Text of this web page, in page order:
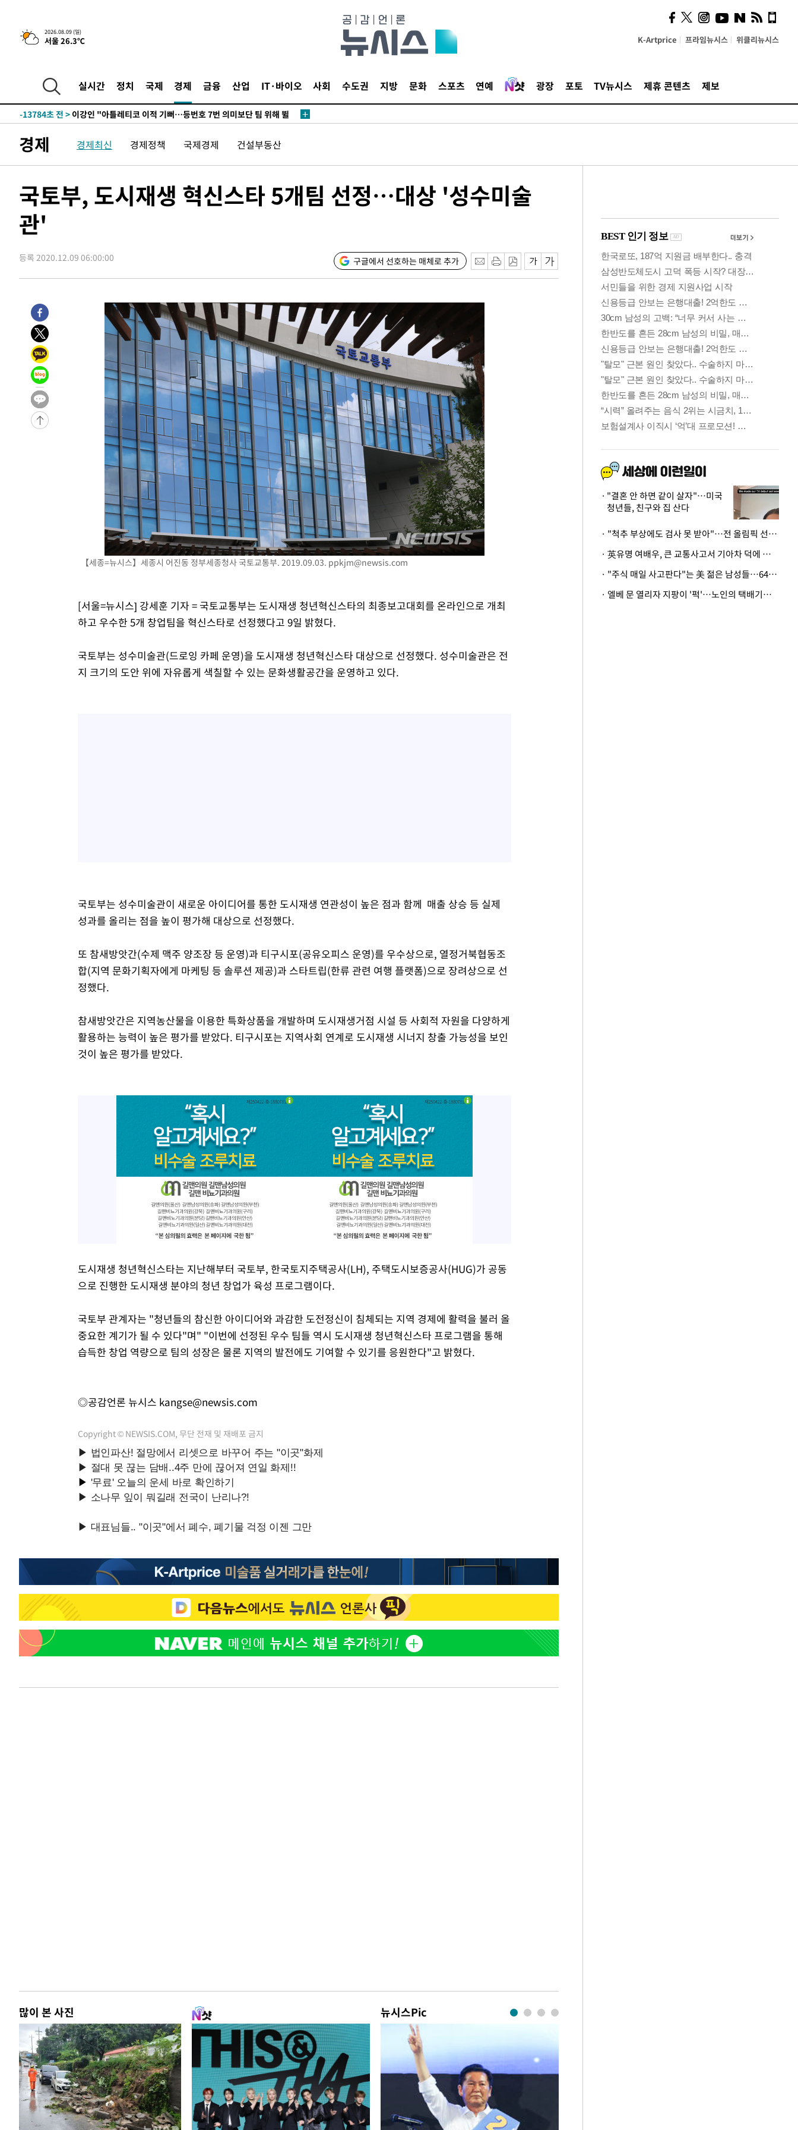
2026.08.09 (일)
서울 26.3℃ K-Artprice 프라임뉴시스 위클리뉴시스
실시간 정치 국제 경제 금융 산업 IT·바이오 사회 수도권 지방 문화 스포츠 연예 광장 포토 TV뉴시스 제휴 콘텐츠 제보
10시간 전 >[속보]뉴욕증시 상승 마감…S&P 0.6% 나스닥 1.3%↑
-23968초 전 >이란 "호르무즈 재개방 합의 근접…美 배상 선행돼야"
한민수·김용 순
-14968초 전 >
[속보]김민석, 與 전대 당원투표 누적 득표율 45.42%로 1위… 정
청래 44.56%
-14250초 전 >
42.08%·宋 10.17%
-13784초 전 > 이강인 "아틀레티코 이적 기뻐…등번호 7번 의미보단 팀 위해 뛸
-7493초 전 >
낮 최고 35도 '무더위'…동해안 시간당 30㎜ '강한 비'[내일날씨]
-6763초 전 >[속보]이강인 "감독님이 원하는 마음 느꼈고, 많은 트로피 원해 아틀
-5514초 전 >온열질환 사망자 3명 늘어…누적 환자 3000명 돌파
9분 전 >
1시간 전 >
2시간 전 >남자 농구, 나고야 아시안게임서 '홈팀' 일본과 한일전
2시간 전 >여수 오동도 해상서 모터보트 전복…1명 사망·1명 실종
날씨]
4시간 전 >
축구협회 "압수수색·성접대 논란 사과…쇄신의 기회로 삼겠다"
5시간 전 >
[속보]'압수수색·성접대 논란' 축구협회 "실망과 걱정 안겨드려 죄송"
8시간 전 >
'최고 37도' 폭염 지속…강원동해안 최대 150㎜ 비
10시간 전 >
[속보]뉴욕증시 상승 마감…S&P 0.6% 나스닥 1.3%↑
-23968초 전 >
이란 "호르무즈 재개방 합의 근접…美 배상 선행돼야"
-15015초 전 >
[속보]與최고위원 제주·인천 순회경선…박선원·최민희·서미화·
한민수·김용 순
-14968초 전 >
[속보]김민석, 與 전대 당원투표 누적 득표율 45.42%로 1위… 정
청래 44.56%
-14250초 전 >
[속보]與 대표 경선 제주·인천 당원투표…金 47.75%·鄭
이강인 "아틀레티코 이적 기뻐…등번호 7번 의미보단 팀 위해 뛸
[속보]與 당대표 경선, 제주·인천 권리당원 투표 김민석 승리
낮 최고 35도 '무더위'…동해안 시간당 30㎜ '강한 비'[내일날씨]
[속보]이강인 "감독님이 원하는 마음 느꼈고, 많은 트로피 원해 아틀
수도권 40도 육박 '펄펄'…동해안 일부 지역엔 호의주의보
온열질환 사망자 3명 늘어…누적 환자 3000명 돌파
강릉에 시간당 81.4㎜ 물폭탄…도로 잠기고 담벼락 붕괴
백운산서 80년근 천종산삼 9뿌리 발견…감정가 1.3억원
여수 오동도 해상서 모터보트 전복…1명 사망·1명 실종
극한폭염 한풀 꺾이지만…'낮 최고 35도' 무더위, 열대야 계속[다음주
[속보]'압수수색·성접대 논란' 축구협회 "실망과 걱정 안겨드려 죄송"
'최고 37도' 폭염 지속…강원동해안 최대 150㎜ 비
경제 경제최신 경제정책 국제경제 건설부동산
국토부, 도시재생 혁신스타 5개팀 선정…대상 '성수미술
관'
등록 2020.12.09 06:00:00 구글에서 선호하는 매체로 추가
【세종=뉴시스】세종시 어진동 정부세종청사 국토교통부. 2019.09.03. ppkjm@newsis.com
[서울=뉴시스] 강세훈 기자 = 국토교통부는 도시재생 청년혁신스타의 최종보고대회를 온라인으로 개최
하고 우수한 5개 창업팀을 혁신스타로 선정했다고 9일 밝혔다.
국토부는 성수미술관(드로잉 카페 운영)을 도시재생 청년혁신스타 대상으로 선정했다. 성수미술관은 전
지 크기의 도안 위에 자유롭게 색칠할 수 있는 문화생활공간을 운영하고 있다.
국토부는 성수미술관이 새로운 아이디어를 통한 도시재생 연관성이 높은 점과 함께 매출 상승 등 실제
성과를 올리는 점을 높이 평가해 대상으로 선정했다.
또 참새방앗간(수제 맥주 양조장 등 운영)과 티구시포(공유오피스 운영)를 우수상으로, 열정거북협동조
합(지역 문화기획자에게 마케팅 등 솔루션 제공)과 스타트립(한류 관련 여행 플랫폼)으로 장려상으로 선
정했다.
참새방앗간은 지역농산물을 이용한 특화상품을 개발하며 도시재생거점 시설 등 사회적 자원을 다양하게
활용하는 능력이 높은 평가를 받았다. 티구시포는 지역사회 연계로 도시재생 시너지 창출 가능성을 보인
것이 높은 평가를 받았다.
도시재생 청년혁신스타는 지난해부터 국토부, 한국토지주택공사(LH), 주택도시보증공사(HUG)가 공동
으로 진행한 도시재생 분야의 청년 창업가 육성 프로그램이다.
국토부 관계자는 "청년들의 참신한 아이디어와 과감한 도전정신이 침체되는 지역 경제에 활력을 불러 올
중요한 계기가 될 수 있다"며" "이번에 선정된 우수 팀들 역시 도시재생 청년혁신스타 프로그램을 통해
습득한 창업 역량으로 팀의 성장은 물론 지역의 발전에도 기여할 수 있기를 응원한다"고 밝혔다.
◎공감언론 뉴시스 kangse@newsis.com
Copyright © NEWSIS.COM, 무단 전재 및 재배포 금지
많이 본 사진 뉴시스Pic
사이 해답 찾았죠"…알을
깨고 나온 '초자아'
"결혼 안 하면 같이 살자"…미국
청년들, 친구와 집 산다
· "척추 부상에도 검사 못 받아"…전 올림픽 선수, 美봅슬레이협회 상대 소송
· 英유명 여배우, 큰 교통사고서 기아차 덕에 살았다
· "주식 매일 사고판다"는 美 젊은 남성들…64%가 "나는 인생의 패배자“
· 엘베 문 열리자 지팡이 '퍽'…노인의 택배기사 폭행 이유